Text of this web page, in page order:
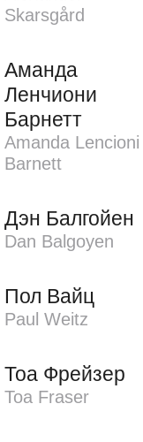
Skarsgård
Аманда
Ленчиони
Барнетт
Amanda Lencioni
Barnett
Дэн Балгойен
Dan Balgoyen
Пол Вайц
Paul Weitz
Тоа Фрейзер
Toa Fraser